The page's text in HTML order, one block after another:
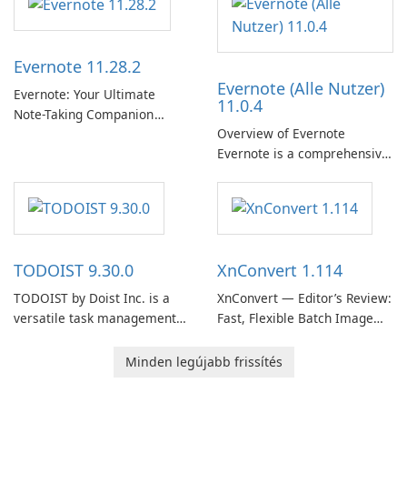
term support channel of the
Thunderbird desktop email
client designed for
need predictable …
Evernote 11.28.2
Evernote: Your Ultimate
Note-Taking Companion
helps users capture ideas,
organize to-do lists, and keep
track of important
Evernote (Alle Nutzer)
11.0.4
Overview of Evernote
Evernote is a comprehensive
software designed to help
users capture, organize, and
access information across
TODOIST 9.30.0
TODOIST by Doist Inc. is a
versatile task management
individuals and teams
XnConvert 1.114
XnConvert — Editor’s Review:
Fast, Flexible Batch Image
macOS and Linux XnConvert
Minden legújabb frissítés